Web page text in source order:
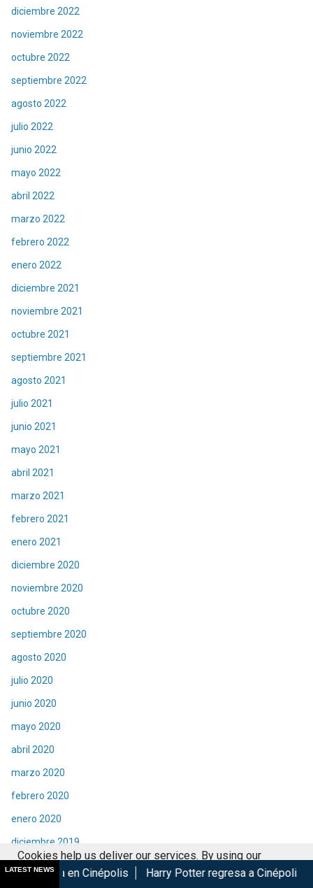
diciembre 2022
noviembre 2022
octubre 2022
septiembre 2022
agosto 2022
julio 2022
junio 2022
mayo 2022
abril 2022
marzo 2022
febrero 2022
enero 2022
diciembre 2021
noviembre 2021
octubre 2021
septiembre 2021
agosto 2021
julio 2021
junio 2021
mayo 2021
abril 2021
marzo 2021
febrero 2021
enero 2021
diciembre 2020
noviembre 2020
octubre 2020
septiembre 2020
agosto 2020
julio 2020
junio 2020
mayo 2020
abril 2020
marzo 2020
febrero 2020
enero 2020
diciembre 2019
noviembre 2019
LATEST NEWS Harry Potter regresa a Cinépolis con menú y
Cookies help us deliver our services. By using our
services, you agree to our use of cookies.
Got it